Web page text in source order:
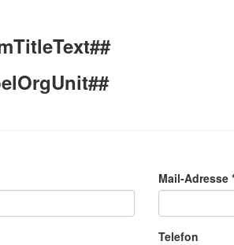
Mail-Adresse
Telefon